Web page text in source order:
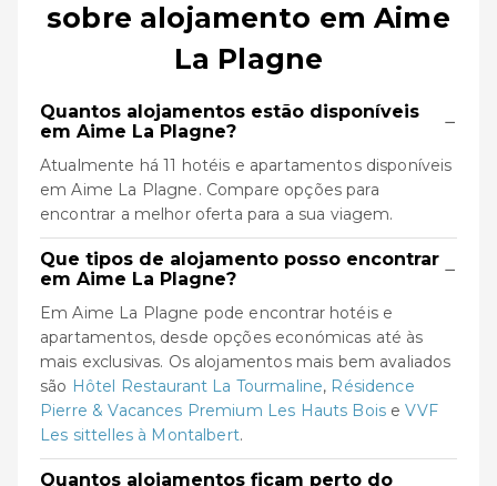
sobre alojamento em Aime
La Plagne
Quantos alojamentos estão disponíveis
em Aime La Plagne?
−
Atualmente há 11 hotéis e apartamentos disponíveis
em Aime La Plagne. Compare opções para
encontrar a melhor oferta para a sua viagem.
Que tipos de alojamento posso encontrar
em Aime La Plagne?
−
Em Aime La Plagne pode encontrar hotéis e
apartamentos, desde opções económicas até às
mais exclusivas. Os alojamentos mais bem avaliados
são Hôtel Restaurant La Tourmaline, Résidence
Pierre & Vacances Premium Les Hauts Bois eVVF
Les sittelles à Montalbert.
Quantos alojamentos ficam perto do